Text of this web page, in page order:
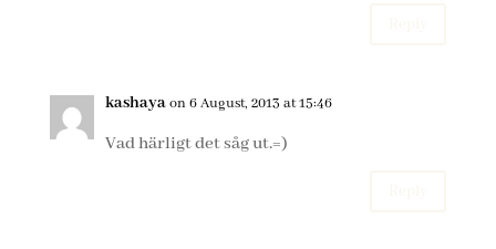
kashayaon 6 August, 2013 at 15:46
Vad härligt det såg ut.=)